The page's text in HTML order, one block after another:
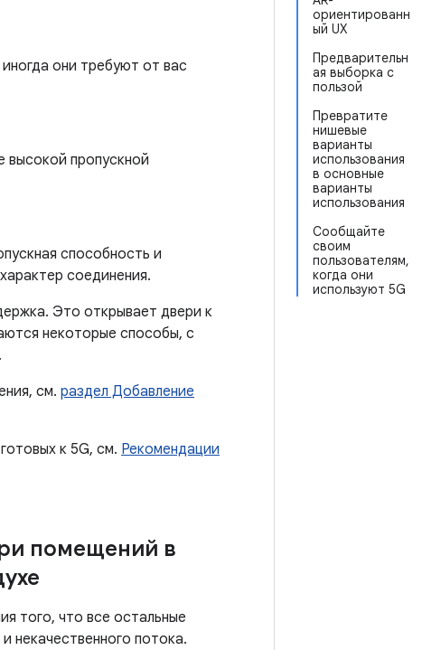
ориентированн
ый UX
Предварительн
ая выборка с
пользой
Превратите
нишевые
варианты
использования
в основные
варианты
использования
Сообщайте
своим
пользователям,
когда они
используют 5G
они требуют от вас
высокой пропускной
способность и
соединения.
Это открывает двери к
некоторые способы, с
см. раздел Добавление
к 5G, см. Рекомендации
помещений в
того, что все остальные
некачественного потока.